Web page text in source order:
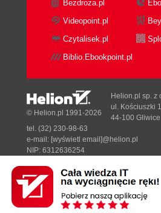
Bezdroza.pl
Videopoint.pl
Czytalisek.pl
Biblio.Ebookpoint.pl
Designed with ♥ byTonik.pl
© Helion.pl 1991-2026
Helion.pl sp. z
ul. Kościuszki
44-100 Gliwice
tel. (32) 230-98-63
e-mail: [wyświetl email]@helion.pl
NIP: 6312636254
Pełna wersja